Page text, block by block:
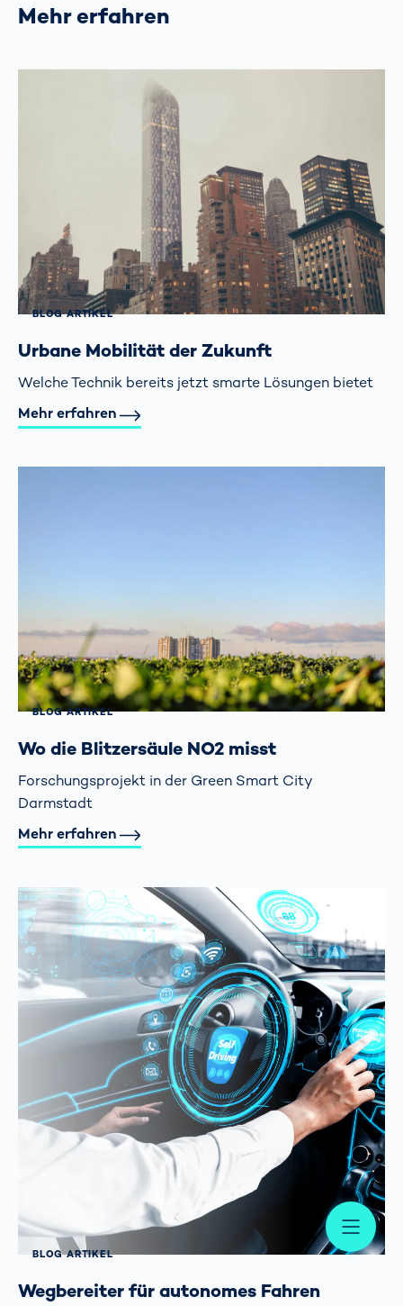
Mehr erfahren
BLOG ARTIKEL
Urbane Mobilität der Zukunft
Welche Technik bereits jetzt smarte Lösungen bietet
Mehr erfahren
BLOG ARTIKEL
Wo die Blitzersäule NO2 misst
Forschungsprojekt in der Green Smart City
Darmstadt
Mehr erfahren
BLOG ARTIKEL
Wegbereiter für autonomes Fahren